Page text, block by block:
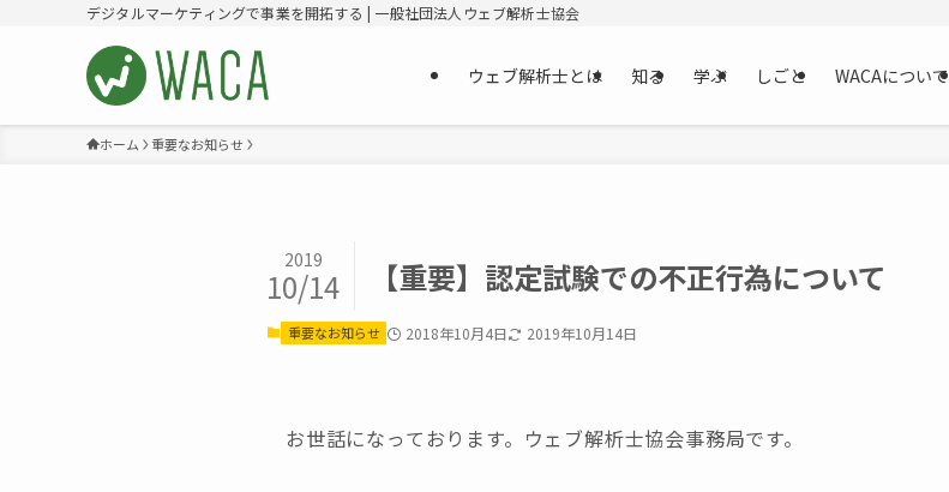
デジタルマーケティングで事業を開拓する | 一般社団法人ウェブ解析士協会
ウェブ解析士とは 知る 学ぶ しごと WACAについて
ホーム 重要なお知らせ
【重要】認定試験での不正行為について
2019
10/14
重要なお知らせ 2018年10月4日 2019年10月14日
お世話になっております。ウェブ解析士協会事務局です。